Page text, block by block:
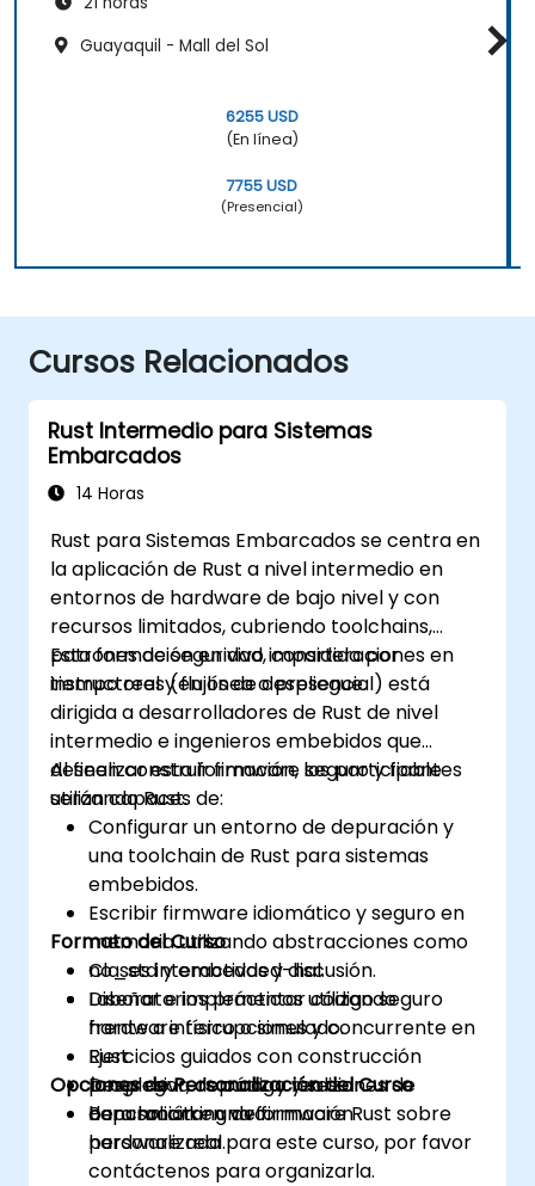
Guayaquil - Mall del Sol
6255 USD
(En línea)
7755 USD
(Presencial)
Cursos Relacionados
Rust Intermedio para Sistemas
Embarcados
14 Horas
Rust para Sistemas Embarcados se centra en
la aplicación de Rust a nivel intermedio en
entornos de hardware de bajo nivel y con
recursos limitados, cubriendo toolchains,
patrones de seguridad, consideraciones en
tiempo real y flujos de despliegue.
Esta formación en vivo impartida por
instructores (en línea o presencial) está
dirigida a desarrolladores de Rust de nivel
intermedio e ingenieros embebidos que
deseen construir firmware seguro y fiable
utilizando Rust.
Al finalizar esta formación, los participantes
serán capaces de:
Configurar un entorno de depuración y
una toolchain de Rust para sistemas
embebidos.
Escribir firmware idiomático y seguro en
memoria utilizando abstracciones como
no_std y embedded-hal.
Diseñar e implementar código seguro
frente a interrupciones y concurrente en
Rust.
Desplegar, depurar y realizar
benchmarking de firmware Rust sobre
hardware real.
Formato del Curso
Clases interactivas y discusión.
Laboratorios prácticos utilizando
hardware físico o simulado.
Ejercicios guiados con construcción
progresiva de código y sesiones de
depuración en vivo.
Opciones de Personalización del Curso
Para solicitar una formación
personalizada para este curso, por favor
contáctenos para organizarla.